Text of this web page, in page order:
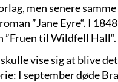
men senere
”Jane Eyre“. I
”Fruen til Wildfell Hall“.
vise sig at blive
I september døde